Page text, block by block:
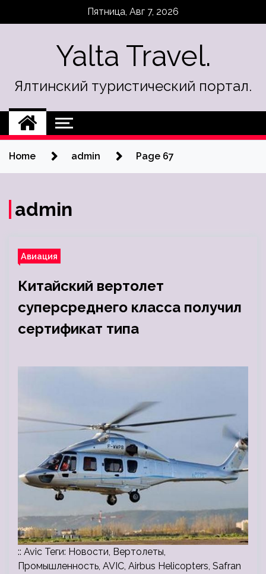
Пятница, Авг 7, 2026
Yalta Travel.
Ялтинский туристический портал.
Home admin Page 67
admin
Авиация
Китайский вертолет
суперсреднего класса получил
сертификат типа
:: Avic Теги: Новости, Вертолеты,
Промышленность, AVIC, Airbus Helicopters, Safran